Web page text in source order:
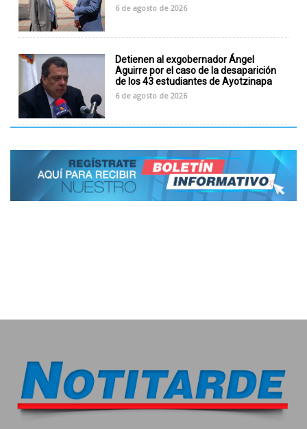
6 de agosto de 2026
Detienen al exgobernador Ángel
Aguirre por el caso de la desaparición
de los 43 estudiantes de Ayotzinapa
6 de agosto de 2026